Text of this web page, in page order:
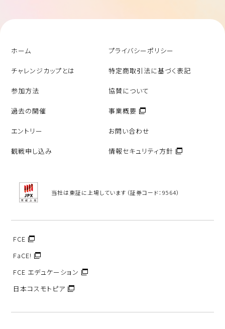
ホーム
チャレンジカップとは
参加方法
過去の開催
エントリー
観戦申し込み
プライバシーポリシー
特定商取引法に基づく表記
協賛について
事業概要
お問い合わせ
情報セキュリティ方針
当社は東証に上場しています（証券コード：9564）
FCE
FaCE!
FCE エデュケーション
日本コスモトピア